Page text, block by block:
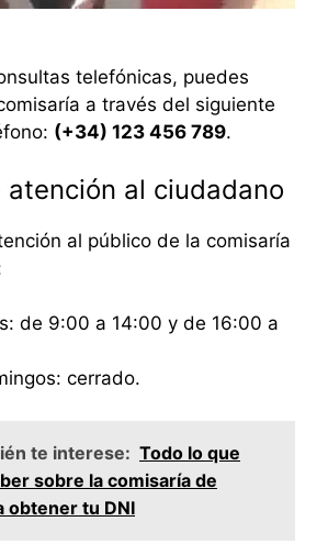
telefónicas, puedes
a través del siguiente
(+34) 123 456 789.
atención al ciudadano
al público de la comisaría
de 9:00 a 14:00 y de 16:00 a
cerrado.
te interese: Todo lo que
sobre la comisaría de
obtener tu DNI